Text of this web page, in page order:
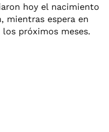
hoy el nacimiento
mientras espera en
próximos meses.